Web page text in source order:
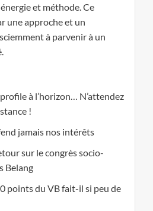
et méthode. Ce
une approche et un
à parvenir à un
à l’horizon… N’attendez
!
jamais nos intérêts
sur le congrès socio-
Belang
points du VB fait-il si peu de